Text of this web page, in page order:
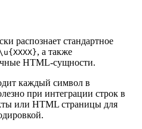
распознает стандартное
, а также
HTML-сущности.
каждый символ в
при интеграции строк в
или HTML страницы для